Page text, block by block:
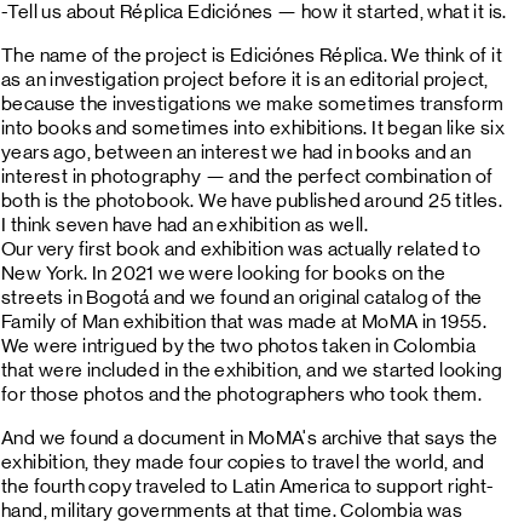
-Tell us about Réplica Ediciónes — how it started, what it is.
The name of the project is Ediciónes Réplica. We think of it
as an investigation project before it is an editorial project,
because the investigations we make sometimes transform
into books and sometimes into exhibitions. It began like six
years ago, between an interest we had in books and an
interest in photography — and the perfect combination of
both is the photobook. We have published around 25 titles.
I think seven have had an exhibition as well.
Our very first book and exhibition was actually related to
New York. In 2021 we were looking for books on the
streets in Bogotá and we found an original catalog of the
Family of Man exhibition that was made at MoMA in 1955.
We were intrigued by the two photos taken in Colombia
that were included in the exhibition, and we started looking
for those photos and the photographers who took them.
And we found a document in MoMA's archive that says the
exhibition, they made four copies to travel the world, and
the fourth copy traveled to Latin America to support right-
hand, military governments at that time. Colombia was